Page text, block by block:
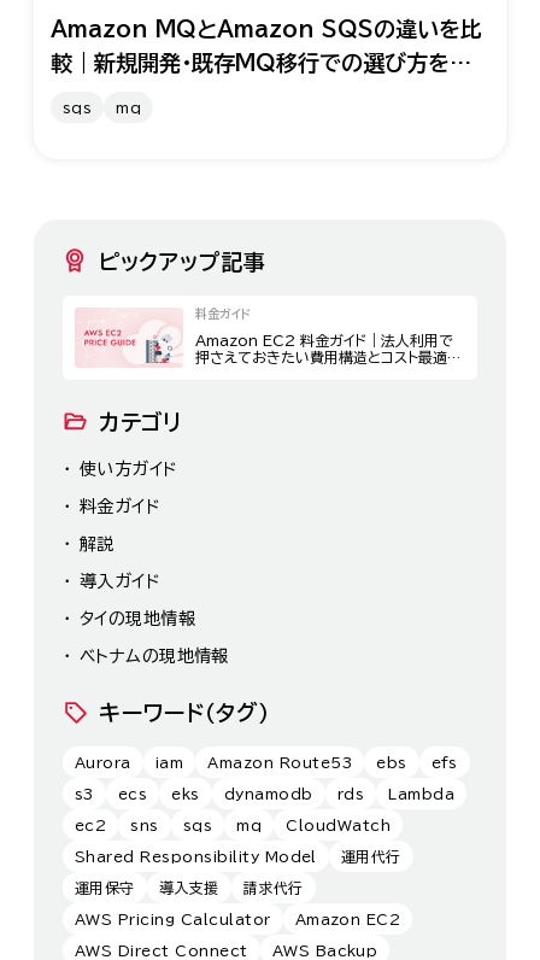
Amazon MQとAmazon SQSの違いを比
較｜新規開発・既存MQ移行での選び方を解
sqs mq
ピックアップ記事
料金ガイド
Amazon EC2 料金ガイド｜法人利用で
押さえておきたい費用構造とコスト最適化
カテゴリ
使い方ガイド
料金ガイド
解説
導入ガイド
タイの現地情報
ベトナムの現地情報
キーワード（タグ）
Aurora iam Amazon Route53 ebs efs
s3 ecs eks dynamodb rds Lambda
ec2 sns sqs mq CloudWatch
Shared Responsibility Model 運用代行
運用保守 導入支援 請求代行
AWS Pricing Calculator Amazon EC2
AWS Direct Connect AWS Backup